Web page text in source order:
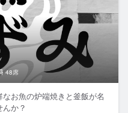
48席
お魚の炉端焼きと釜飯が名
か？